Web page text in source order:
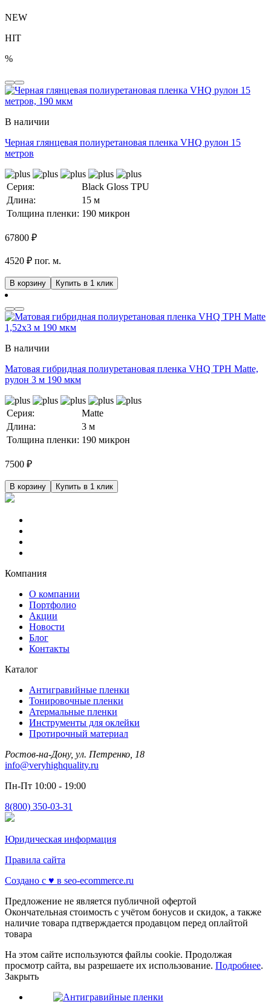
NEW
HIT
%
В наличии
Черная глянцевая полиуретановая пленка VHQ рулон 15
метров
Серия:
Black Gloss TPU
Длина:
15 м
Толщина пленки: 190 микрон
67800 ₽
4520 ₽ пог. м.
В корзину Купить в 1 клик
В наличии
Матовая гибридная полиуретановая пленка VHQ TPH Matte,
рулон 3 м 190 мкм
Серия:
Matte
Длина:
3 м
Толщина пленки: 190 микрон
7500 ₽
В корзину Купить в 1 клик
Компания
О компании
Портфолио
Акции
Новости
Блог
Контакты
Каталог
Антигравийные пленки
Тонировочные пленки
Атермальные пленки
Инструменты для оклейки
Протирочный материал
Ростов-на-Дону, ул. Петренко, 18
info@veryhighquality.ru
Пн-Пт 10:00 - 19:00
8(800) 350-03-31
Юридическая информация
Правила сайта
Создано с ♥️ в seo-ecommerce.ru
Предложение не является публичной офертой
Окончательная стоимость с учётом бонусов и скидок, а также
наличие товара пдтверждается продавцом перед оплайтой
товара
На этом сайте используются файлы cookie. Продолжая
просмотр сайта, вы разрешаете их использование. Подробнее.
Закрыть